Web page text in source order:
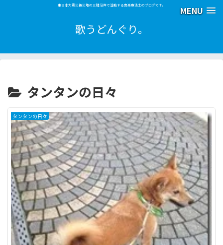
MENU
東日本大震災被災地の三陸沿岸で活動する音楽療法士のブログです。
歌うどんぐり。
タンタンの日々
タンタンの日々